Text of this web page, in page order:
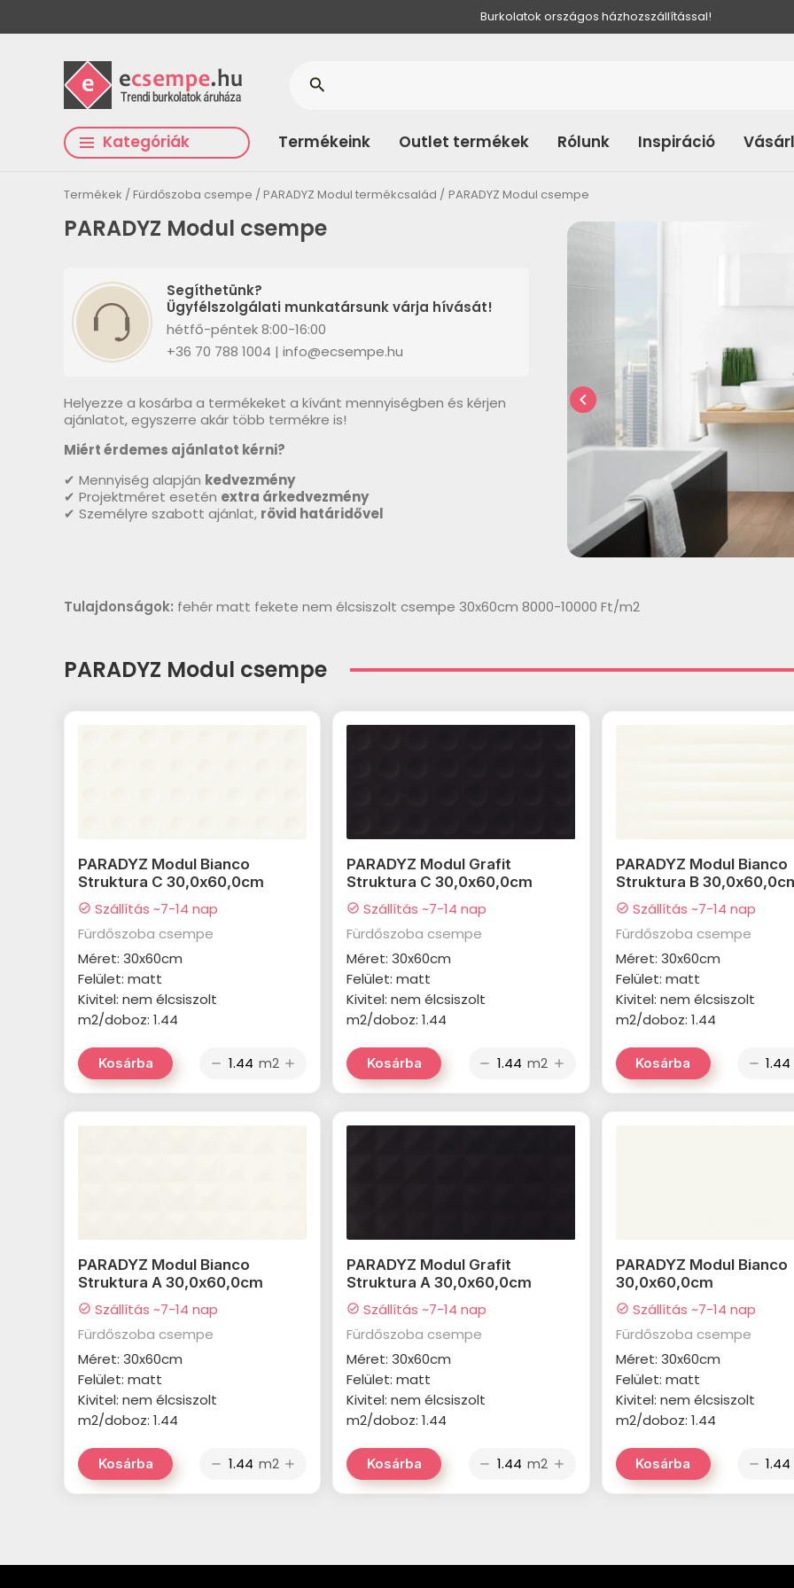
Burkolatok országos házhozszállítással!
Kategóriák Termékeink Outlet termékek Rólunk Inspiráció
search
Termékek Fürdőszoba csempe PARADYZ Modul termékcsalád PARADYZ Modul csempe
PARADYZ Modul csempe
Segíthetünk?
Ügyfélszolgálati munkatársunk várja hívását!
hétfő-péntek 8:00-16:00
+36 70 788 1004 | info@ecsempe.hu
Helyezze a kosárba a termékeket a kívánt mennyiségben és kérjen
ajánlatot, egyszerre akár több termékre is!
Miért érdemes ajánlatot kérni?
✔ Mennyiség alapján kedvezmény
✔ Projektméret esetén extra árkedvezmény
✔ Személyre szabott ajánlat, rövid határidővel
chevron_left
Tulajdonságok: fehér matt fekete nem élcsiszolt csempe 30x60cm 8000-10000 Ft/m2
PARADYZ Modul csempe
PARADYZ Modul Bianco
Struktura C 30,0x60,0cm
check_circle Szállítás ~7-14 nap
Fürdőszoba csempe
Méret: 30x60cm
Felület: matt
Kivitel: nem élcsiszolt
m2/doboz: 1.44
Kosárba remove m2 add
PARADYZ Modul Grafit
Struktura C 30,0x60,0cm
check_circle Szállítás ~7-14 nap
Fürdőszoba csempe
Méret: 30x60cm
Felület: matt
Kivitel: nem élcsiszolt
m2/doboz: 1.44
Kosárba remove m2 add
PARADYZ Modul Bianco
Struktura B
check_circle Szállítás ~7-14 nap
Fürdőszoba csempe
Méret: 30x60cm
Felület: matt
Kivitel: nem élcsiszolt
m2/doboz: 1.44
Kosárba remove
PARADYZ Modul Bianco
Struktura A 30,0x60,0cm
check_circle Szállítás ~7-14 nap
Fürdőszoba csempe
Méret: 30x60cm
Felület: matt
Kivitel: nem élcsiszolt
m2/doboz: 1.44
Kosárba remove m2 add
PARADYZ Modul Grafit
Struktura A 30,0x60,0cm
check_circle Szállítás ~7-14 nap
Fürdőszoba csempe
Méret: 30x60cm
Felület: matt
Kivitel: nem élcsiszolt
m2/doboz: 1.44
Kosárba remove m2 add
PARADYZ Modul Bianco
30,0x60,0cm
check_circle Szállítás ~7-14 nap
Fürdőszoba csempe
Méret: 30x60cm
Felület: matt
Kivitel: nem élcsiszolt
m2/doboz: 1.44
Kosárba remove